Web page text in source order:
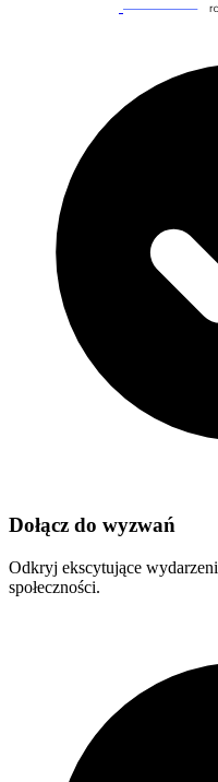
Dołącz do wyzwań
Odkryj ekscytujące
społeczności.